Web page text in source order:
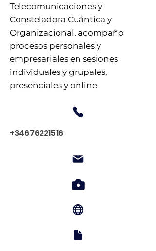
Telecomunicaciones y
Consteladora Cuántica y
Organizacional, acompaño
procesos personales y
empresariales en sesiones
individuales y grupales,
presenciales y online.
+34676221516